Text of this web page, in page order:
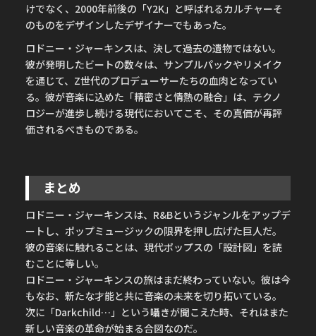
けでなく、2000年前後の「Y2K」と呼ばれるカルチャーそ
のものをデザインしたデザイナーでもあった。
ロドニー・ジャーキンスは、決して過去の遺物ではない。
彼が発明したビートの数々は、サンプルパックやリメイク
を通じて、Z世代のプロデューサーたちの血肉となってい
る。彼が音楽に込めた「精密さと情熱の融合」は、テクノ
ロジーが進歩し続ける現代においてこそ、その真価が再評
価されるべきものである。
まとめ
ロドニー・ジャーキンスは、R&Bというジャンルをアップデ
ートし、ポップミュージックの限界を押し広げた巨人だ。
彼の音楽に触れることは、現代ポップスの「設計図」を読
むことに等しい。
ロドニー・ジャーキンスの旅はまだ終わっていない。彼は今
もなお、新たな才能と共に音楽の未来を切り拓いている。
次に「Darkchild…」という囁きが聞こえた時、それはまた
新しい音楽の革命が始まる合図なのだ。